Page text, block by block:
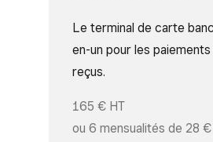
Le terminal de carte
en-un pour les
reçus.
165 € HT
ou 6 mensualités de 28 €